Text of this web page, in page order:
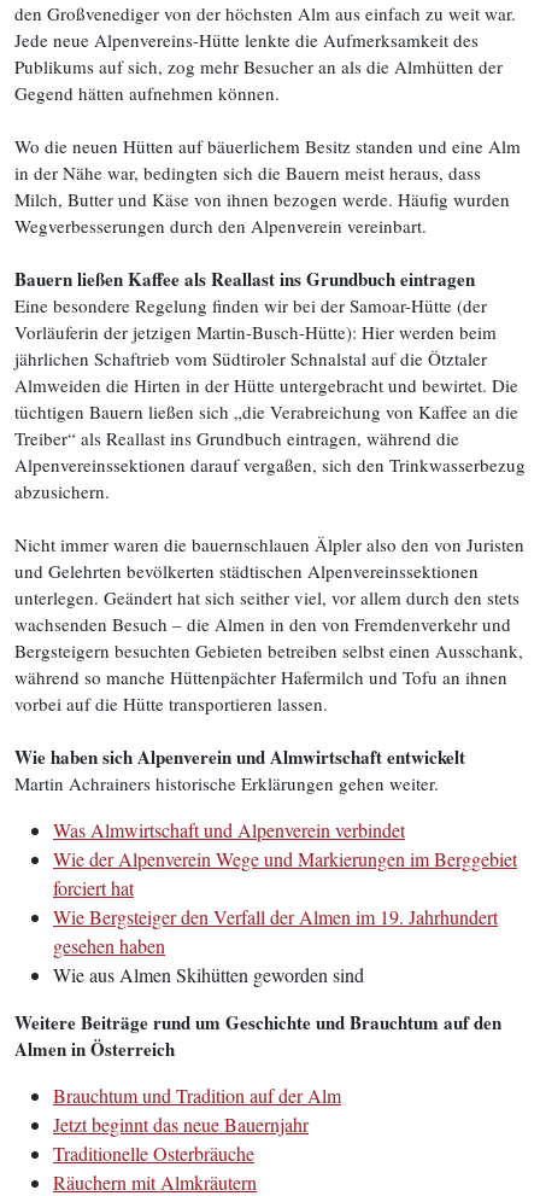
den Großvenediger von der höchsten Alm aus einfach zu weit war.
Jede neue Alpenvereins-Hütte lenkte die Aufmerksamkeit des
Publikums auf sich, zog mehr Besucher an als die Almhütten der
Gegend hätten aufnehmen können.
Wo die neuen Hütten auf bäuerlichem Besitz standen und eine Alm
in der Nähe war, bedingten sich die Bauern meist heraus, dass
Milch, Butter und Käse von ihnen bezogen werde. Häufig wurden
Wegverbesserungen durch den Alpenverein vereinbart.
Bauern ließen Kaffee als Reallast ins Grundbuch eintragen
Eine besondere Regelung finden wir bei der Samoar-Hütte (der
Vorläuferin der jetzigen Martin-Busch-Hütte): Hier werden beim
jährlichen Schaftrieb vom Südtiroler Schnalstal auf die Ötztaler
Almweiden die Hirten in der Hütte untergebracht und bewirtet. Die
tüchtigen Bauern ließen sich „die Verabreichung von Kaffee an die
Treiber“ als Reallast ins Grundbuch eintragen, während die
Alpenvereinssektionen darauf vergaßen, sich den Trinkwasserbezug
abzusichern.
Nicht immer waren die bauernschlauen Älpler also den von Juristen
und Gelehrten bevölkerten städtischen Alpenvereinssektionen
unterlegen. Geändert hat sich seither viel, vor allem durch den stets
wachsenden Besuch – die Almen in den von Fremdenverkehr und
Bergsteigern besuchten Gebieten betreiben selbst einen Ausschank,
während so manche Hüttenpächter Hafermilch und Tofu an ihnen
vorbei auf die Hütte transportieren lassen.
Wie haben sich Alpenverein und Almwirtschaft entwickelt
Martin Achrainers historische Erklärungen gehen weiter.
Was Almwirtschaft und Alpenverein verbindet
Wie der Alpenverein Wege und Markierungen im Berggebiet
forciert hat
Wie Bergsteiger den Verfall der Almen im 19. Jahrhundert
gesehen haben
Wie aus Almen Skihütten geworden sind
Weitere Beiträge rund um Geschichte und Brauchtum auf den
Almen in Österreich
Brauchtum und Tradition auf der Alm
Jetzt beginnt das neue Bauernjahr
Traditionelle Osterbräuche
Räuchern mit Almkräutern